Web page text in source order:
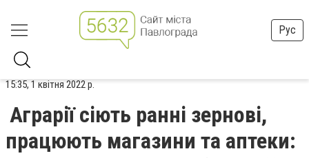
Рус
15:35, 1 квітня 2022 р.
Аграрії сіють ранні зернові,
працюють магазини та аптеки: